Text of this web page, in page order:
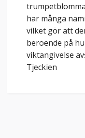
har många
vilket gör att
beroende på
viktangivelse
Tjeckien